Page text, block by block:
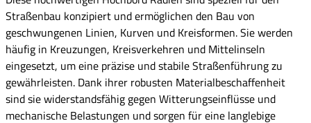
Straßenbau konzipiert und ermöglichen den Bau von
geschwungenen Linien, Kurven und Kreisformen. Sie werden
häufig in Kreuzungen, Kreisverkehren und Mittelinseln
eingesetzt, um eine präzise und stabile Straßenführung zu
gewährleisten. Dank ihrer robusten Materialbeschaffenheit
sind sie widerstandsfähig gegen Witterungseinflüsse und
mechanische Belastungen und sorgen für eine langlebige